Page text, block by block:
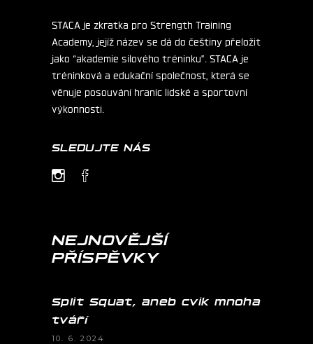
STACA je zkratka pro Strength Training
Academy, jejíž název se dá do češtiny přeložit
jako “akademie silového tréninku”. STACA je
tréninková a edukační společnost, která se
věnuje posouvání hranic lidské a sportovní
výkonnosti.
SLEDUJTE NÁS
NEJNOVĚJŠÍ
PŘÍSPĚVKY
Split Squat, aneb cvik mnoha
tváří
10. 6. 2024